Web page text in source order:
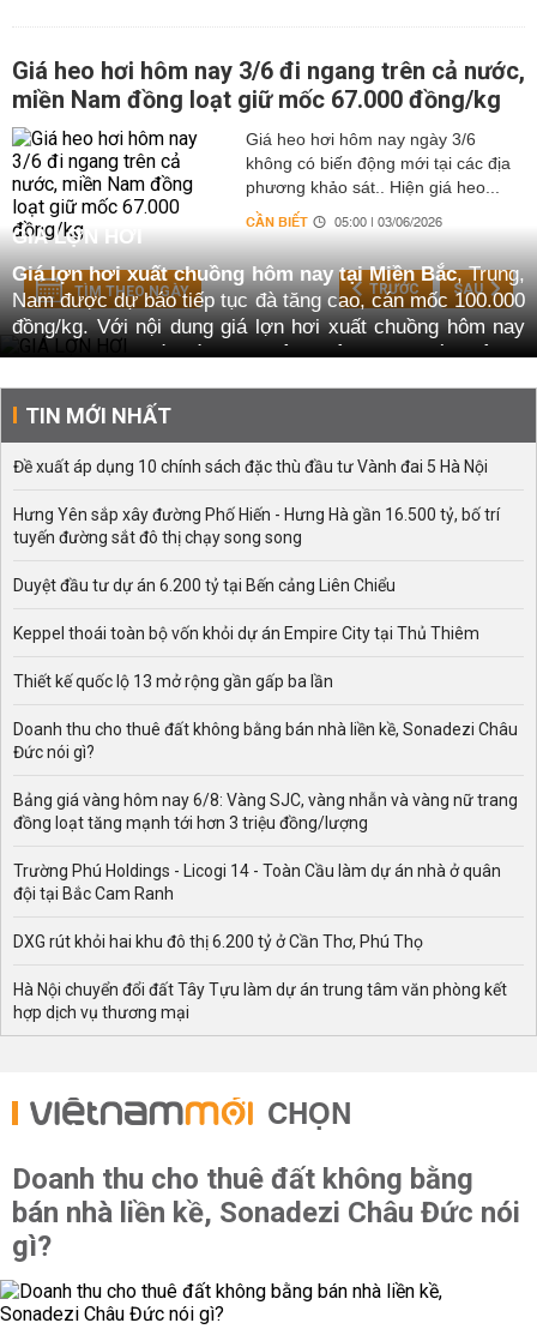
Giá heo hơi hôm nay 3/6 đi ngang trên cả nước,
miền Nam đồng loạt giữ mốc 67.000 đồng/kg
Giá heo hơi hôm nay ngày 3/6
không có biến động mới tại các địa
phương khảo sát.. Hiện giá heo...
CẦN BIẾT 05:00 | 03/06/2026
TÌM THEO NGÀY TRƯỚC SAU
GIÁ LỢN HƠI
Giá lợn hơi xuất chuồng hôm nay tại Miền Bắc, Trung,
Nam được dự báo tiếp tục đà tăng cao, cán mốc 100.000
đồng/kg. Với nội dung giá lợn hơi xuất chuồng hôm nay
tại khu vực 3 miền là bao nhiêu? Hôm nay, chúng tôi sẽ
tức, liên quan đến chủ đề giá lợn hơi.
Nếu bạn muốn biết chính thức giá lợn hơi, giá heo hơi
hôm nay tại Miền Bắc và các khu vực vùng miền khác
đây để có thông tin chính xác nhất.
Giá lợn hơi hôm nayliên tục có những biến động mới,
cập nhật liên tục để có thông tin giá nhanh và chính xác
nhất. Với nhiều yếu tố tác động và ảnh hưởng trực tiếp
lẫn gián tiếp, giá lợn hơi tại thị trường Việt Nam biến
vừa qua.
Xem thêm:
Thực trạng giá lợn hơi trên thị trường hiện nay
lại, người chăn nuôi có phần phấn khởi nhưng vẫn rất
thận trọng trong công cuộc tái đàn, tăng đàn vì lo ngại
ăn chăn nuôi sau nhiều lần tăng “phi mã” hiện vẫn đang ở
Ngành Nông nghiệp tỉnh Bà Rịa - Vũng Tàu cho hay, từ
đầu năm cho đến nay, giá thức ăn chăn nuôi đã được
chi phí đầu vào khác như giá con giống, chuồng trại, chi
phí nhân công, thuốc thú y, thuốc sát trùng, phí vận
tả lợn châu Phi vẫn đang có nguy cơ tái phát nên người
chăn nuôi không dám tái đàn hoặc tăng đàn ồ ạt như
trước đây để phòng ngừa rủi ro.
Người chăn nuôi cũng đang tích cực trong quá trình
chuyển giao khoa học kỹ thuật để nhân rộng những mô
hình sản xuất hiện đại công nghệ cao, các mô hình liên
TIN MỚI NHẤT
Đề xuất áp dụng 10 chính sách đặc thù đầu tư Vành đai 5 Hà Nội
Hưng Yên sắp xây đường Phố Hiến - Hưng Hà gần 16.500 tỷ, bố trí
tuyến đường sắt đô thị chạy song song
Duyệt đầu tư dự án 6.200 tỷ tại Bến cảng Liên Chiểu
Keppel thoái toàn bộ vốn khỏi dự án Empire City tại Thủ Thiêm
Thiết kế quốc lộ 13 mở rộng gần gấp ba lần
Doanh thu cho thuê đất không bằng bán nhà liền kề, Sonadezi Châu
Đức nói gì?
Bảng giá vàng hôm nay 6/8: Vàng SJC, vàng nhẫn và vàng nữ trang
đồng loạt tăng mạnh tới hơn 3 triệu đồng/lượng
Trường Phú Holdings - Licogi 14 - Toàn Cầu làm dự án nhà ở quân
đội tại Bắc Cam Ranh
DXG rút khỏi hai khu đô thị 6.200 tỷ ở Cần Thơ, Phú Thọ
Hà Nội chuyển đổi đất Tây Tựu làm dự án trung tâm văn phòng kết
hợp dịch vụ thương mại
CHỌN
Doanh thu cho thuê đất không bằng
bán nhà liền kề, Sonadezi Châu Đức nói
gì?